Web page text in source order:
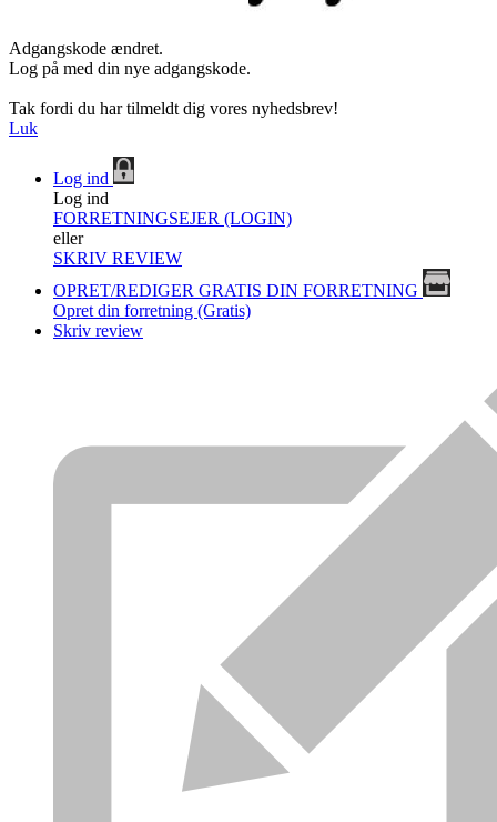
Adgangskode ændret.
Log på med din nye adgangskode.
Tak fordi du har tilmeldt dig vores nyhedsbrev!
Luk
Log ind
Log ind
FORRETNINGSEJER (LOGIN)
eller
SKRIV REVIEW
OPRET/REDIGER GRATIS DIN FORRETNING
Opret din forretning (Gratis)
Skriv review